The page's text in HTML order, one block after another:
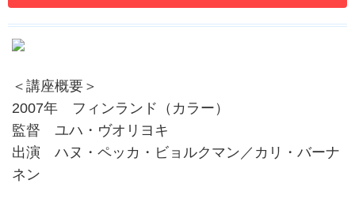
＜講座概要＞
2007年 フィンランド（カラー）
監督 ユハ・ヴオリヨキ
出演 ハヌ・ペッカ・ビョルクマン／カリ・バーナ
ネン